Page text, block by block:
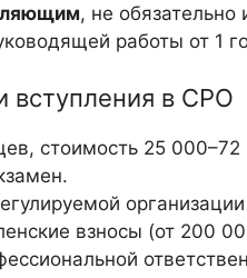
, не
работы от 1
вступления в СРО
стоимость 25
взносы (от 200